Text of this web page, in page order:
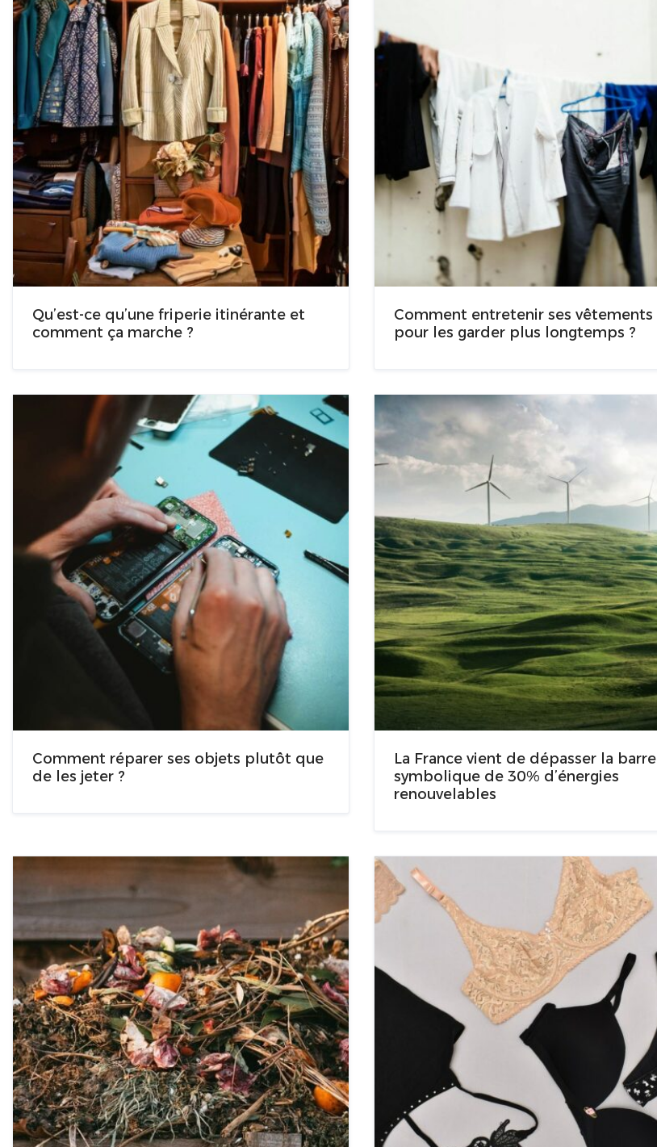
Qu’est-ce qu’une friperie itinérante et
comment ça marche ?
Comment entretenir ses vêtements
pour les garder plus longtemps ?
Comment réparer ses objets plutôt que
de les jeter ?
La France vient de dépasser la barre
symbolique de 30% d’énergies
renouvelables